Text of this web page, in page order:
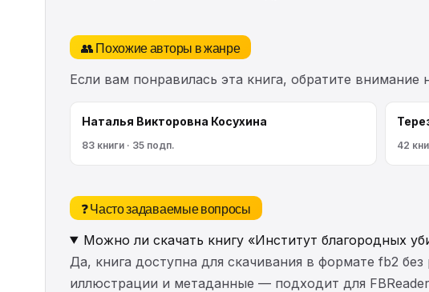
👥 Похожие авторы в жанре
Если вам понравилась эта книга, обратите
Наталья Викторовна Косухина
83 книги · 35 подп. 42
❓ Часто задаваемые вопросы
Можно ли скачать книгу «Институт благородных
Да, книга доступна для скачивания в формате fb2
иллюстрации и метаданные — подходит для